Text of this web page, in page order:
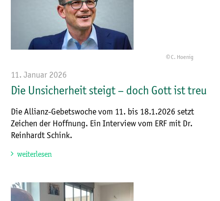
© C. Hoenig
11. Januar 2026
Die Unsicherheit steigt – doch Gott ist treu
Die Allianz-Gebetswoche vom 11. bis 18.1.2026 setzt
Zeichen der Hoffnung. Ein Interview vom ERF mit Dr.
Reinhardt Schink.
weiterlesen